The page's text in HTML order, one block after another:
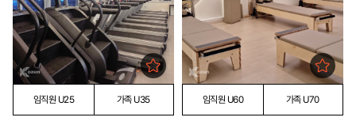
임직원 U25 가족 U35 임직원 U60 가족 U70